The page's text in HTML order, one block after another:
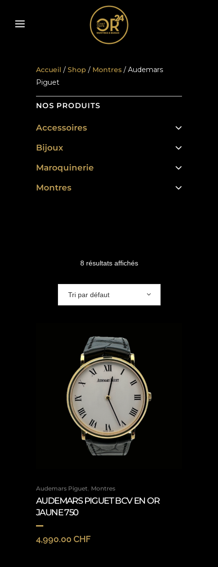
NOS PRODUITS
Accessoires
Bijoux
Maroquinerie
Montres
Accueil / Shop / Montres / Audemars
Piguet
8 résultats affichés
Tri par défaut
Audemars Piguet, Montres
AUDEMARS PIGUET BCV EN OR
JAUNE 750
4,990.00 CHF